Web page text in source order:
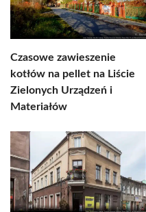
Czasowe zawieszenie
kotłów na pellet na Liście
Zielonych Urządzeń i
Materiałów